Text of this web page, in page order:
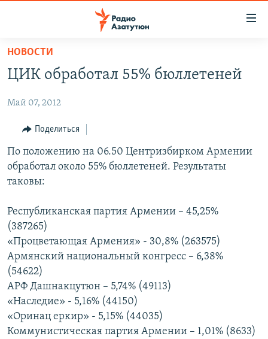
Перейти
основному
Перейти
основной
навигации
Перейти
НОВОСТИ
ПОЛИТИКА
ОБЩЕСТВО
ЭКОНОМИКА
РЕГИОН
КУЛЬТУРА
СПОРТ
АРХИВ
Հայերեն
English
Русский
НОВОСТИ
ЦИК обработал 55% бюллетеней
Май 07, 2012
Поделиться
По положению на 06.50 Центризбирком Армении
обработал около 55% бюллетеней. Результаты
таковы:
Республиканская партия Армении – 45,25%
(387265)
«Процветающая Армения» - 30,8% (263575)
Армянский национальный конгресс – 6,38%
(54622)
АРФ Дашнакцутюн – 5,74% (49113)
«Наследие» - 5,16% (44150)
«Оринац еркир» - 5,15% (44035)
Коммунистическая партия Армении – 1,01% (8633)